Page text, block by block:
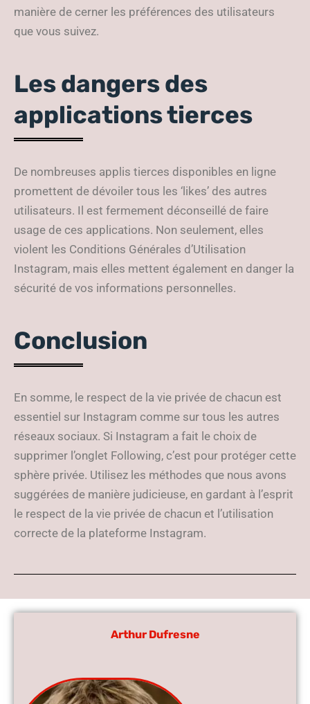
manière de cerner les préférences des utilisateurs
que vous suivez.
Les dangers des
applications tierces
De nombreuses applis tierces disponibles en ligne
promettent de dévoiler tous les ‘likes’ des autres
utilisateurs. Il est fermement déconseillé de faire
usage de ces applications. Non seulement, elles
violent les Conditions Générales d’Utilisation
Instagram, mais elles mettent également en danger la
sécurité de vos informations personnelles.
Conclusion
En somme, le respect de la vie privée de chacun est
essentiel sur Instagram comme sur tous les autres
réseaux sociaux. Si Instagram a fait le choix de
supprimer l’onglet Following, c’est pour protéger cette
sphère privée. Utilisez les méthodes que nous avons
suggérées de manière judicieuse, en gardant à l’esprit
le respect de la vie privée de chacun et l’utilisation
correcte de la plateforme Instagram.
Arthur Dufresne